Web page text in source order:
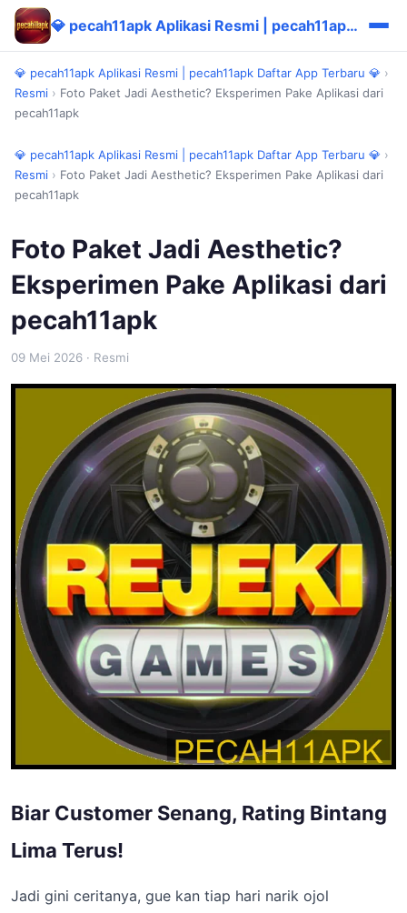
💎 pecah11apk Aplikasi Resmi | pecah11apk Daftar App Terbaru 💎
💎 pecah11apk Aplikasi Resmi | pecah11apk Daftar App Terbaru 💎 ›
Resmi › Foto Paket Jadi Aesthetic? Eksperimen Pake Aplikasi dari
pecah11apk
💎 pecah11apk Aplikasi Resmi | pecah11apk Daftar App Terbaru 💎 ›
Resmi › Foto Paket Jadi Aesthetic? Eksperimen Pake Aplikasi dari
pecah11apk
Foto Paket Jadi Aesthetic?
Eksperimen Pake Aplikasi dari
pecah11apk
09 Mei 2026 · Resmi
Biar Customer Senang, Rating Bintang
Lima Terus!
Jadi gini ceritanya, gue kan tiap hari narik ojol